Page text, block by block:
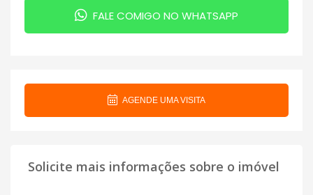
FALE COMIGO NO WHATSAPP
AGENDE UMA VISITA
Solicite mais informações sobre o imóvel